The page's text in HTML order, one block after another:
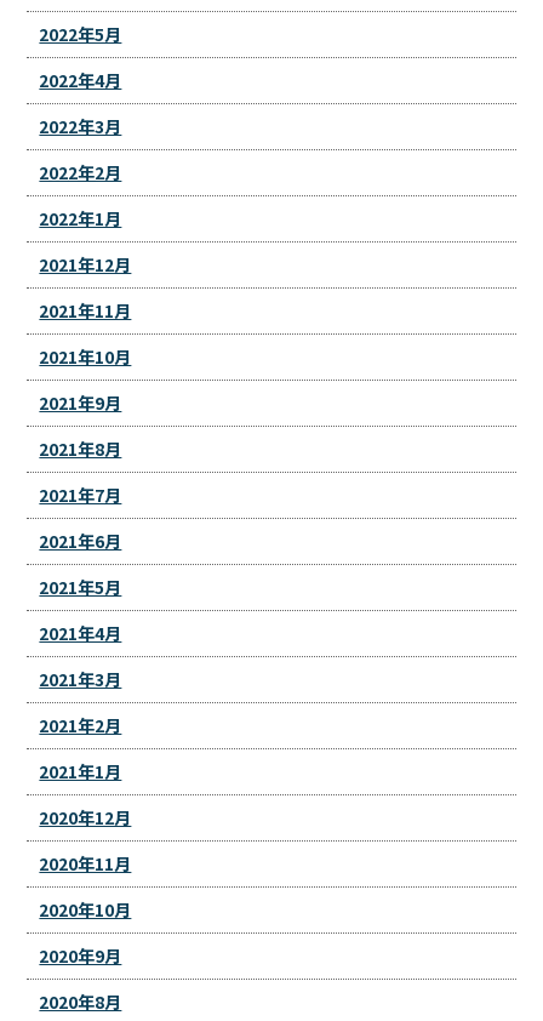
2022年5月
2022年4月
2022年3月
2022年2月
2022年1月
2021年12月
2021年11月
2021年10月
2021年9月
2021年8月
2021年7月
2021年6月
2021年5月
2021年4月
2021年3月
2021年2月
2021年1月
2020年12月
2020年11月
2020年10月
2020年9月
2020年8月